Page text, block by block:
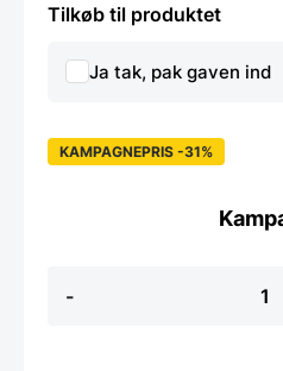
Tilkøb til produktet
Ja tak, pak gaven ind
-
5000FCD
KAMPAGNEPRIS -31%